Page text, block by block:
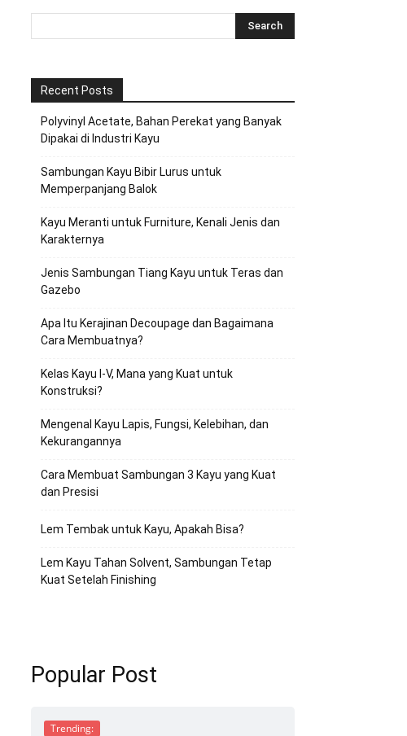
Recent Posts
Polyvinyl Acetate, Bahan Perekat yang Banyak
Dipakai di Industri Kayu
Sambungan Kayu Bibir Lurus untuk
Memperpanjang Balok
Kayu Meranti untuk Furniture, Kenali Jenis dan
Karakternya
Jenis Sambungan Tiang Kayu untuk Teras dan
Gazebo
Apa Itu Kerajinan Decoupage dan Bagaimana
Cara Membuatnya?
Kelas Kayu I-V, Mana yang Kuat untuk
Konstruksi?
Mengenal Kayu Lapis, Fungsi, Kelebihan, dan
Kekurangannya
Cara Membuat Sambungan 3 Kayu yang Kuat
dan Presisi
Lem Tembak untuk Kayu, Apakah Bisa?
Lem Kayu Tahan Solvent, Sambungan Tetap
Kuat Setelah Finishing
Popular Post
Trending: